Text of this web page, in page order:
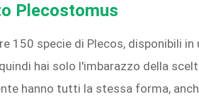
Plecostomus
150 specie di Plecos, disponibili in
hai solo l'imbarazzo della
hanno tutti la stessa forma,